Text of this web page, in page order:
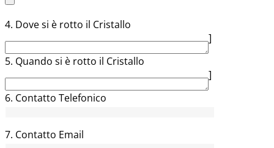
4. Dove si è rotto il Cristallo
]
5. Quando si è rotto il Cristallo
]
6. Contatto Telefonico
7. Contatto Email